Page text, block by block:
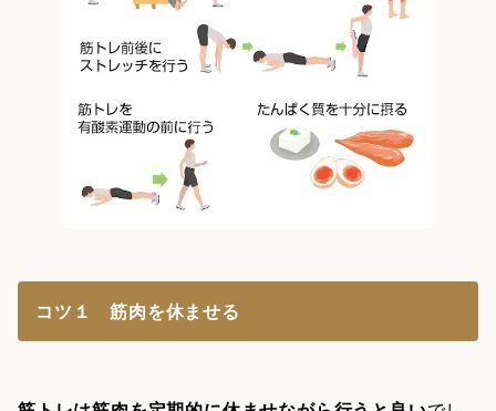
コツ１ 筋肉を休ませる